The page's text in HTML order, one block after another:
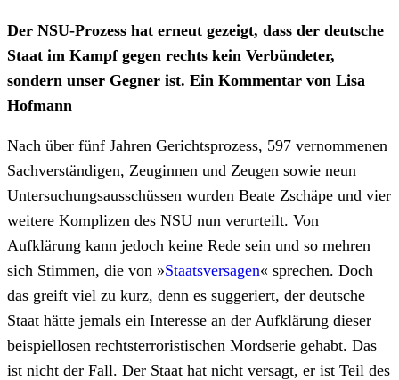
Der NSU-Prozess hat erneut gezeigt, dass der deutsche
Staat im Kampf gegen rechts kein Verbündeter,
sondern unser Gegner ist. Ein Kommentar von Lisa
Hofmann
Nach über fünf Jahren Gerichtsprozess, 597 vernommenen
Sachverständigen, Zeuginnen und Zeugen sowie neun
Untersuchungsausschüssen wurden Beate Zschäpe und vier
weitere Komplizen des NSU nun verurteilt. Von
Aufklärung kann jedoch keine Rede sein und so mehren
sich Stimmen, die von »Staatsversagen« sprechen. Doch
das greift viel zu kurz, denn es suggeriert, der deutsche
Staat hätte jemals ein Interesse an der Aufklärung dieser
beispiellosen rechtsterroristischen Mordserie gehabt. Das
ist nicht der Fall. Der Staat hat nicht versagt, er ist Teil des